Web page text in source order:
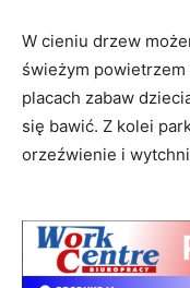
W cieniu drzew
świeżym powietrzem
placach zabaw
się bawić. Z kolei
orzeźwienie i